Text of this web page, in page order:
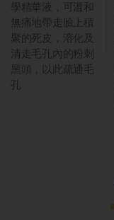
學精華液，可溫和
無痛地帶走臉上積
聚的死皮，溶化及
清走毛孔內的粉刺
黑頭，以此疏通毛
孔